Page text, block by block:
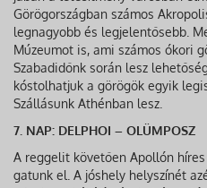
Görögországban számos
legnagyobb és legjelentősebb.
Múzeumot is, ami számos ókori
Szabadidőnk során lesz
kóstolhatjuk a görögök egyik
Szállásunk Athénban lesz.
7. NAP: DELPHOI – OLÜMPOSZ
A reggelit követően Apollón
gatunk el. A jóshely helyszínét